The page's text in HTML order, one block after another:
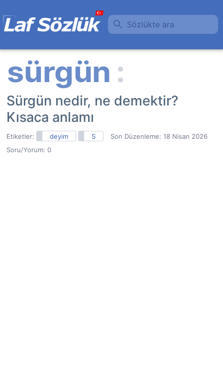
Sözlükte ara
Sürgün nedir, ne demektir?
Kısaca anlamı
Etiketler: deyim S Son Düzenleme: 18 Nisan 2026
Soru/Yorum: 0